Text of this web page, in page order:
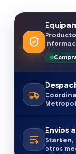
Envíos
Starken,
otros